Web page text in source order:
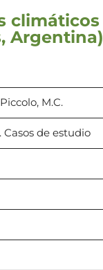
climáticos
Argentina)
M.C.
de estudio